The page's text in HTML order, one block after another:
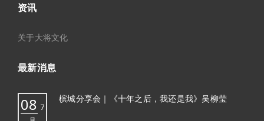
资讯
关于大将文化
最新消息
08 7
槟城分享会｜《十年之后，我还是我》吴柳莹